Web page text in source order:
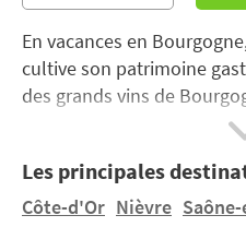
En vacances en
cultive son patrimoine
des grands vins de
Chablis, le temps s’arrête
L’appétit vient en
Les principales
Côte-d'Or Nièvre